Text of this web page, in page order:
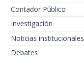
Contador Público
Investigación
Noticias institucionales
Debates